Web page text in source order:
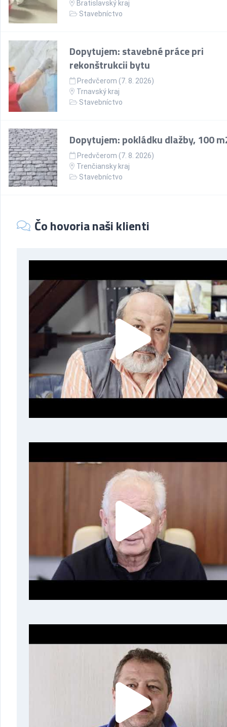
Bratislavský kraj
Stavebníctvo
Dopytujem: stavebné práce pri
rekonštrukcii bytu
Predvčerom (7. 8. 2026)
Trnavský kraj
Stavebníctvo
Dopytujem: pokládku dlažby, 100
Predvčerom (7. 8. 2026)
Trenčiansky kraj
Stavebníctvo
Čo hovoria naši klienti